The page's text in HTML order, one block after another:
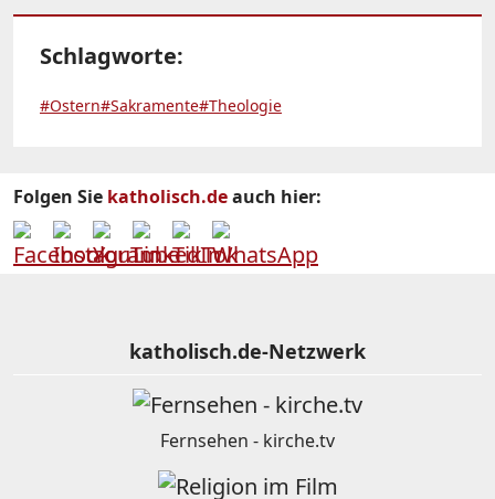
Schlagworte:
#Ostern#Sakramente#Theologie
Folgen Sie katholisch.deauch hier:
katholisch.de-Netzwerk
Fernsehen - kirche.tv